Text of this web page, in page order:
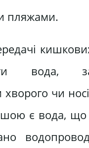
пляжами.
вода,
чи
є вода, що